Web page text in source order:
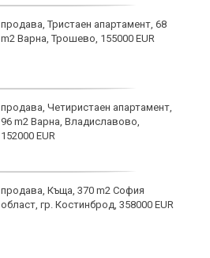
продава, Тристаен апартамент, 68
m2 Варна, Трошево, 155000 EUR
продава, Четиристаен апартамент,
96 m2 Варна, Владиславово,
152000 EUR
продава, Къща, 370 m2 София
област, гр. Костинброд, 358000 EUR